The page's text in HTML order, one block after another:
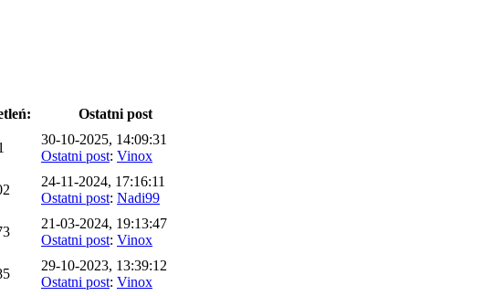
Ostatni post
30-10-2025, 14:09:31
Ostatni post: Vinox
24-11-2024, 17:16:11
Ostatni post: Nadi99
21-03-2024, 19:13:47
Ostatni post: Vinox
29-10-2023, 13:39:12
Ostatni post: Vinox